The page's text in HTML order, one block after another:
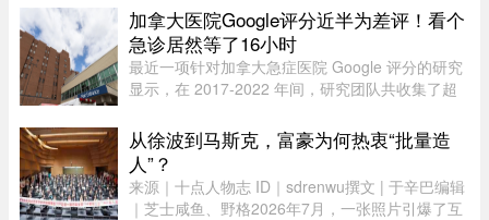
关。警方呼吁公众协助确认嫌犯身份。据描述，嫌
犯为一名黑人男性，身高在 ...
加拿大医院Google评分近半为差评！看个
急诊居然等了16小时
最近一项针对加拿大急症医院 Google 评分的研究
显示，在 2017-2022 年间，研究团队共收集了超
深入分析。数据显示，47.9% 的评论为负面，远高
于正面（32.3%）和中立（ ...
从徐波到马斯克，富豪为何热衷“批量造
人”？
来源｜十点人物志 ID｜sdrenwu撰文 | 于辛巴编辑
｜芝士咸鱼、野格2026年7月，一张照片引爆了互